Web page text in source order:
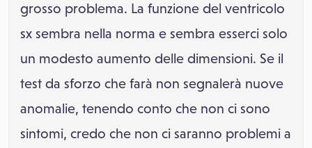
grosso problema. La funzione del ventricolo
sx sembra nella norma e sembra esserci solo
un modesto aumento delle dimensioni. Se il
test da sforzo che farà non segnalerà nuove
anomalie, tenendo conto che non ci sono
sintomi, credo che non ci saranno problemi a